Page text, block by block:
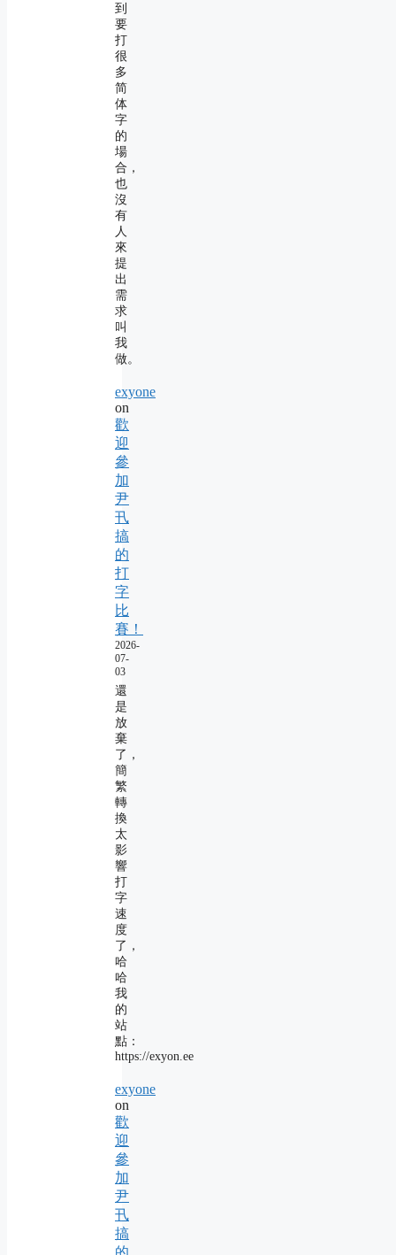
到
要
打
很
多
简
体
字
的
場
合，
也
沒
有
人
來
提
出
需
求
叫
我
做。
exyone
on
歡
迎
參
加
尹
卂
搞
的
打
字
比
賽！
2026-
07-
03
還
是
放
棄
了，
簡
繁
轉
換
太
影
響
打
字
速
度
了，
哈
哈
我
的
站
點：
https://exyon.ee
exyone
on
歡
迎
參
加
尹
卂
搞
的